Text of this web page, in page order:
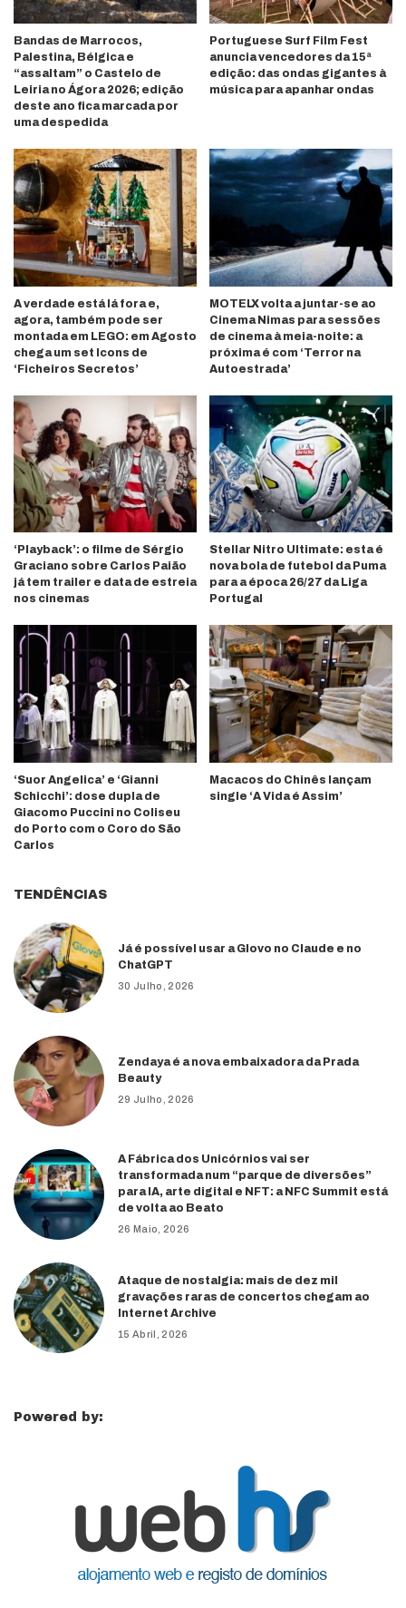
Bandas de Marrocos,
Palestina, Bélgica e
“assaltam” o Castelo de
Leiria no Ágora 2026; edição
deste ano fica marcada por
uma despedida
Portuguese Surf Film Fest
anuncia vencedores da 15ª
edição: das ondas gigantes à
música para apanhar ondas
A verdade está lá fora e,
agora, também pode ser
montada em LEGO: em Agosto
chega um set Icons de
‘Ficheiros Secretos’
MOTELX volta a juntar-se ao
Cinema Nimas para sessões
de cinema à meia-noite: a
próxima é com ‘Terror na
Autoestrada’
‘Playback’: o filme de Sérgio
Graciano sobre Carlos Paião
já tem trailer e data de estreia
nos cinemas
Stellar Nitro Ultimate: esta é
nova bola de futebol da Puma
para a época 26/27 da Liga
Portugal
‘Suor Angelica’ e ‘Gianni
Schicchi’: dose dupla de
Giacomo Puccini no Coliseu
do Porto com o Coro do São
Carlos
Macacos do Chinês lançam
single ‘A Vida é Assim’
TENDÊNCIAS
Já é possível usar a Glovo no Claude e no
ChatGPT
30 Julho, 2026
Zendaya é a nova embaixadora da Prada
Beauty
29 Julho, 2026
A Fábrica dos Unicórnios vai ser
transformada num “parque de diversões”
para IA, arte digital e NFT: a NFC Summit está
de volta ao Beato
26 Maio, 2026
Ataque de nostalgia: mais de dez mil
gravações raras de concertos chegam ao
Internet Archive
15 Abril, 2026
Powered by: